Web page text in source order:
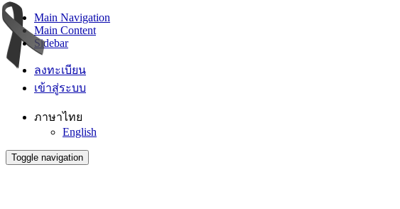
Main Navigation
Main Content
Sidebar
ลงทะเบียน
เข้าสู่ระบบ
ภาษาไทย
English
Toggle navigation